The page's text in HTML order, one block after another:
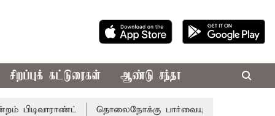
சிறப்புக் கட்டுரைகள் ஆண்டு சந்தா
தொலைநோக்கு பார்வையுடன் கூடிய வேளாண்